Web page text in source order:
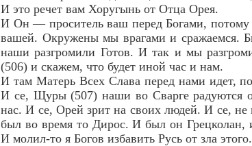
И это речет вам Хоругынь от Отца Орея.
И Он — проситель ваш перед Богами, потому
вашей. Окружены мы врагами и сражаемся.
наши разгромили Готов. И так и мы
(506) и скажем, что будет иной час и нам.
И там Матерь Всех Слава перед нами идет,
И се, Щуры (507) наши во Сварге радуются
нас. И се, Орей зрит на своих людей. И се,
был во время то Дирос. И был он
И молил-то я Богов избавить Русь от зла этого.